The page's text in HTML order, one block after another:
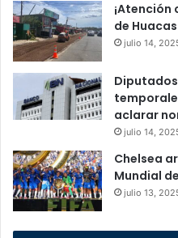
¡Atención
de
julio 14,
aclarar
julio 14,
Chelsea
Mundial
julio 13,